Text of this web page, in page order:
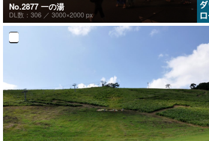
No.2877 一の湯
DL数：306 ／ 3000×2000 px